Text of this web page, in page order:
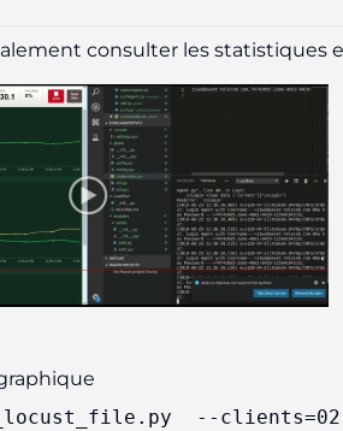
consulter les statistiques
. py
--clients=02